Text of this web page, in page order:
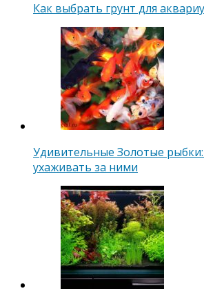
Как выбрать грунт для
Удивительные Золотые
ухаживать за ними